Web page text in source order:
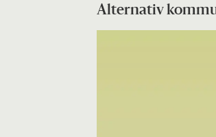
Alternativ